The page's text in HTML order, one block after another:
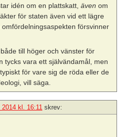
idén om en plattskatt,även om
för staten även vid ett lägre
försvinner
till höger och vänster för
tycks vara ett självändamål, men
för vare sig de röda eller de
vill säga.
2014 kl. 16:11 skrev: